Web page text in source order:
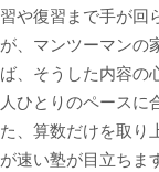
習や復習まで手が回
が、マンツーマンの
ば、そうした内容の
人ひとりのペースに
た、算数だけを取り
が速い塾が目立ちま